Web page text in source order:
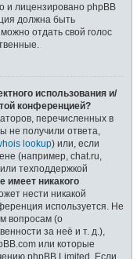
и лицензировано phpBB
должна быть
можно отдать свой голос
использования и/
конференцией?
перечисленных в
не получили ответа,
lookup) или, если
(например, chat.ru,
техподдержкой
имеет никакого
нести никакой
используется. Не
вопросам (о
за неё и т. д.),
или которые
phpBB Limited. Если